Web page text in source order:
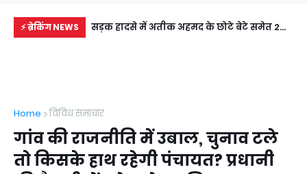
⚡ ब्रेकिंग NEWS
में से नहीं पहुंची एक
सड़क हादसे में अतीक अहमद के छोटे बेटे समेत 2
Home विविध समाचार
गांव की राजनीति में उबाल, चुनाव टले
तो किसके हाथ रहेगी पंचायत? प्रधानी